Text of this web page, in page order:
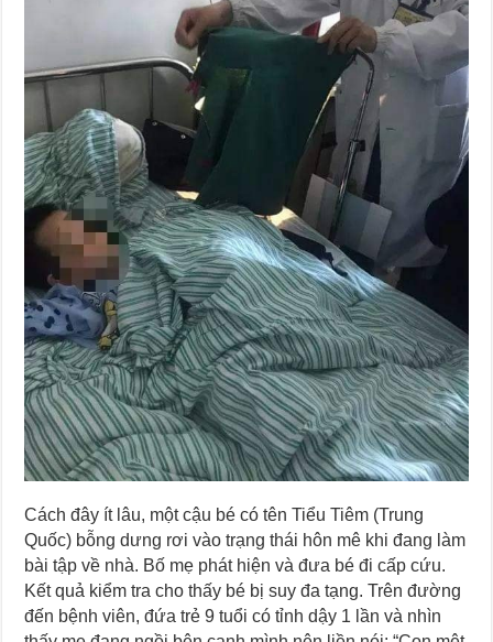
Cách đây ít lâu, một cậu bé có tên Tiểu Tiêm (Trung
Quốc) bỗng dưng rơi vào trạng thái hôn mê khi đang làm
bài tập về nhà. Bố mẹ phát hiện và đưa bé đi cấp cứu.
Kết quả kiểm tra cho thấy bé bị suy đa tạng. Trên đường
đến bệnh viên, đứa trẻ 9 tuổi có tỉnh dậy 1 lần và nhìn